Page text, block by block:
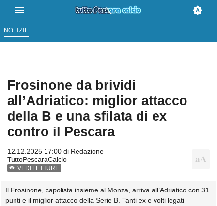
NOTIZIE
Frosinone da brividi
all’Adriatico: miglior attacco
della B e una sfilata di ex
contro il Pescara
12.12.2025 17:00 di Redazione
TuttoPescaraCalcio
VEDI LETTURE
Il Frosinone, capolista insieme al Monza, arriva all’Adriatico con 31
punti e il miglior attacco della Serie B. Tanti ex e volti legati